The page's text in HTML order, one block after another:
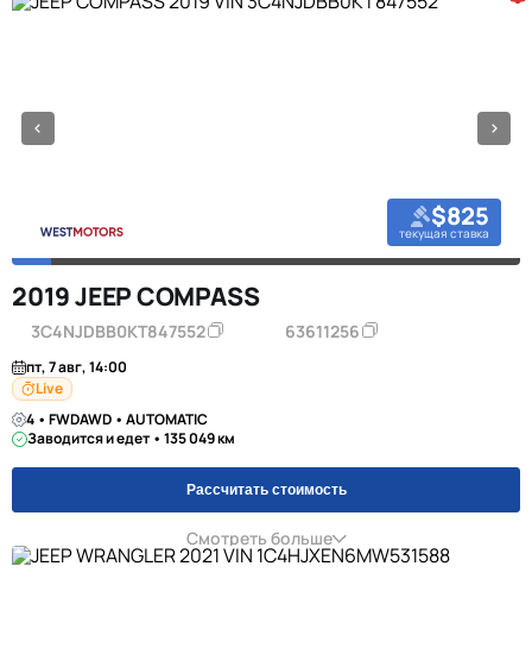
$825
текущая ставка
2019 JEEP COMPASS
3C4NJDBB0KT847552 63611256
пт, 7 авг, 14:00
Live
4 • FWDAWD • AUTOMATIC
Заводится и едет • 135 049 км
Рассчитать стоимость
Смотреть больше